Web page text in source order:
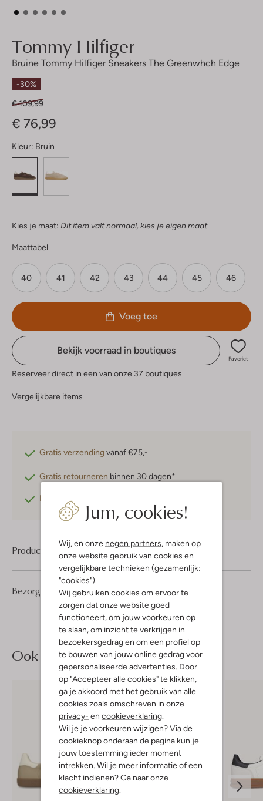
Jum, cookies!
Wij, en onze negen partners , maken op
onze website gebruik van cookies en
vergelijkbare technieken (gezamenlijk:
"cookies").
Wij gebruiken cookies om ervoor te
zorgen dat onze website goed
functioneert, om jouw voorkeuren op
te slaan, om inzicht te verkrijgen in
bezoekersgedrag en om een profiel op
te bouwen van jouw online gedrag voor
gepersonaliseerde advertenties. Door
op "Accepteer alle cookies" te klikken,
ga je akkoord met het gebruik van alle
cookies zoals omschreven in onze
privacy- en cookieverklaring
Wil je je voorkeuren wijzigen? Via de
cookieknop onderaan de pagina kun je
jouw toestemming ieder moment
intrekken. Wil je meer informatie of een
klacht indienen? Ga naar onze
cookieverklaring
Tommy Hilfiger
Bruine Tommy Hilfiger Sneakers The Greenwhch Edge
-30%
€ 109,99
€ 76,99
Kleur: Bruin
Kies je maat: Dit item valt normaal, kies je eigen maat
Maattabel
40 41 42 43 44 45 46
Voeg toe
Bekijk voorraad in boutiques
Favoriet
Reserveer direct in een van onze 37 boutiques
Vergelijkbare items
Gratis verzendingvanaf €75,-
Gratis retourneren binnen 30 dagen*
Betaal achteraf
Product informatie
Bezorgen & retourneren
Ook iets voor jou?